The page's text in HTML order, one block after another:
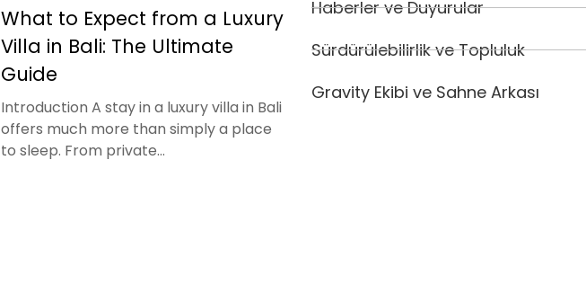
What to Expect from a Luxury
Villa in Bali: The Ultimate
Guide
Introduction A stay in a luxury villa in Bali
offers much more than simply a place
to sleep. From private...
Haberler ve Duyurular
Sürdürülebilirlik ve Topluluk
Gravity Ekibi ve Sahne Arkası